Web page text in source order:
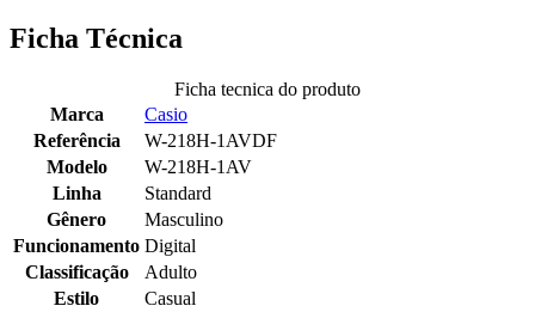
Ficha Técnica
Ficha tecnica do produto
Marca
Casio
Referência
W-218H-1AVDF
Modelo
W-218H-1AV
Linha
Standard
Gênero
Masculino
Funcionamento Digital
Classificação
Adulto
Estilo
Casual